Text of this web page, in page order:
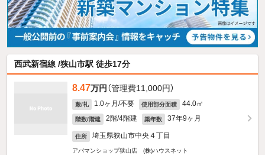
西武新宿線 /狭山市駅 徒歩17分
8.47万円 （管理費11,000円）
敷/礼 1.0ヶ月/不要 使用部分面積 44.0㎡
階数/階建 2階/4階建 築年数 37年9ヶ月
住所 埼玉県狭山市中央４丁目
アパマンショップ狭山店 (株)ハウスネット